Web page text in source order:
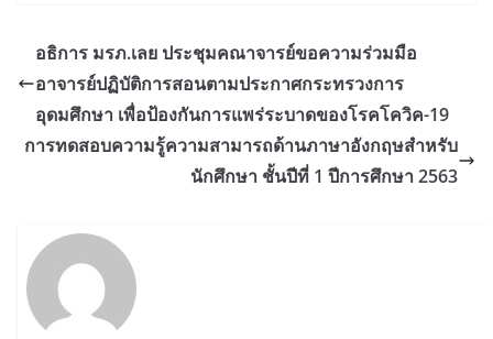
อธิการ มรภ.เลย ประชุมคณาจารย์ขอความร่วมมือ
อาจารย์ปฏิบัติการสอนตามประกาศกระทรวงการ
อุดมศึกษา เพื่อป้องกันการแพร่ระบาดของโรคโควิค-19
การทดสอบความรู้ความสามารถด้านภาษาอังกฤษสำหรับ
นักศึกษา ชั้นปีที่ 1 ปีการศึกษา 2563